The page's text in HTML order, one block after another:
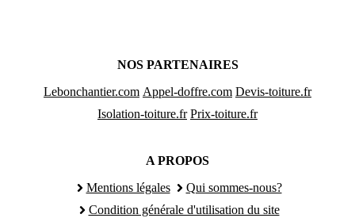
NOS PARTENAIRES
Lebonchantier.com Appel-doffre.com Devis-toiture.fr
Isolation-toiture.fr Prix-toiture.fr
A PROPOS
Mentions légales
Qui sommes-nous?
Condition générale d'utilisation du site